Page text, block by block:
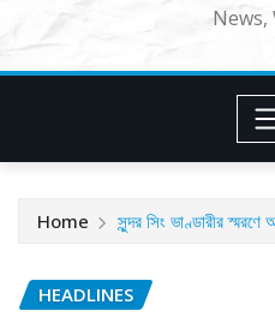
News,
Home সুন্দর সিং ভাণ্ডারীর স্মরণে
HEADLINES